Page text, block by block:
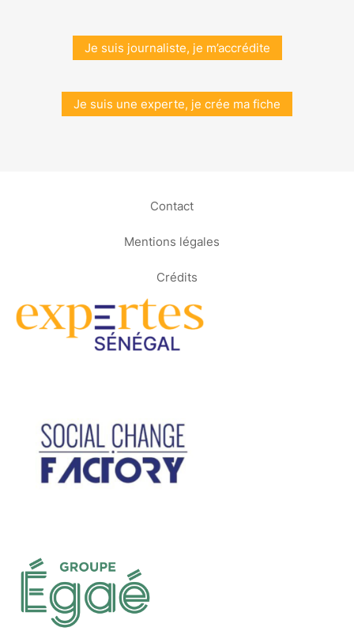
Je suis journaliste, je m’accrédite
Je suis une experte, je crée ma fiche
Contact
Mentions légales
Crédits